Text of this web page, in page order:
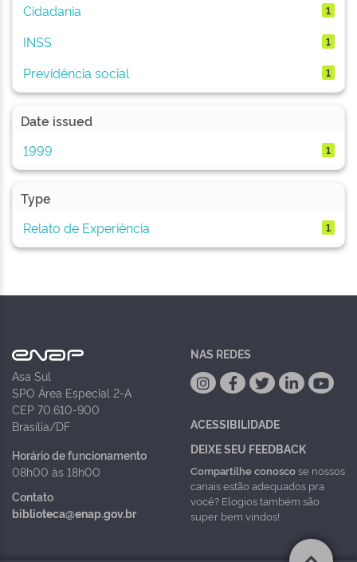
Cidadania
1
INSS 1
Previdência social 1
Date issued
1999
1
Type
Relato de Experiência
1
Asa Sul
SPO Área Especial 2-A
CEP 70.610-900
Brasília/DF
Horário de funcionamento
08h00 às 18h00
Contato
biblioteca@enap.gov.br
NAS REDES
ACESSIBILIDADE
DEIXE SEU FEEDBACK
Compartilhe conoscose nossos
canais estão adequados pra
você? Elogios também são
super bem vindos!